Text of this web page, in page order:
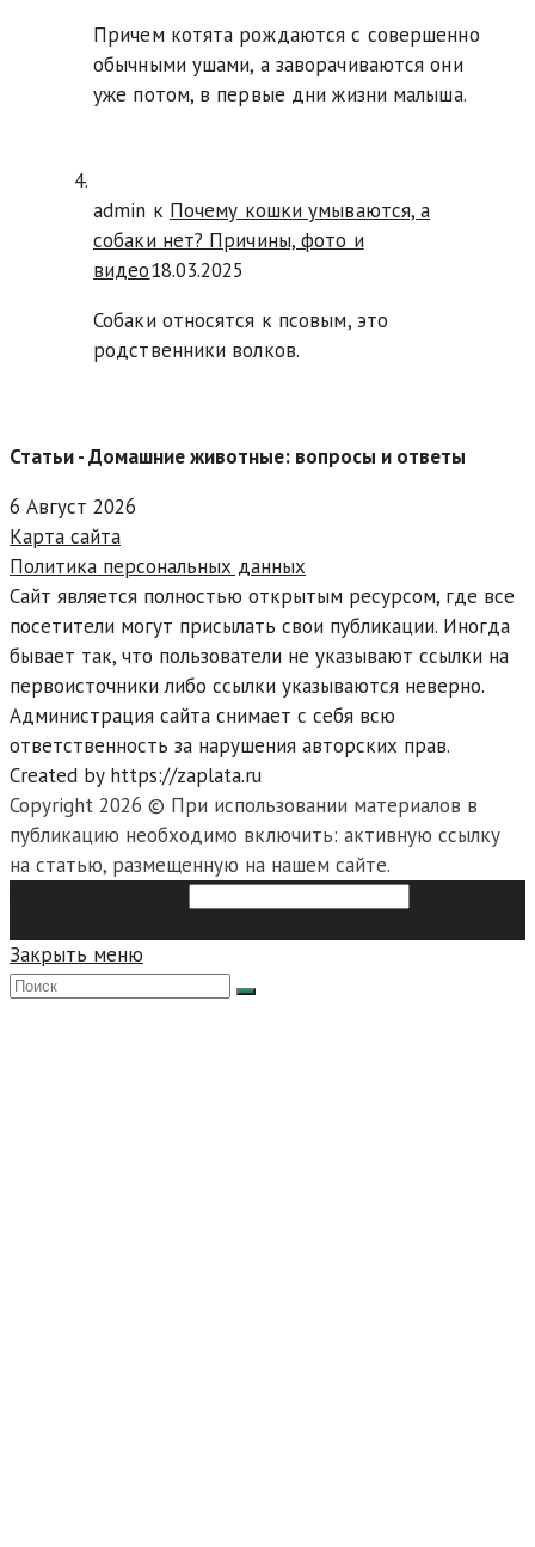
Причем котята рождаются с совершенно
обычными ушами, а заворачиваются они
уже потом, в первые дни жизни малыша.
admin к Почему кошки умываются, а
собаки нет? Причины, фото и
видео18.03.2025
Собаки относятся к псовым, это
родственники волков.
Статьи - Домашние животные: вопросы и ответы
6 Август 2026
Карта сайта
Политика персональных данных
Сайт является полностью открытым ресурсом, где все
посетители могут присылать свои публикации. Иногда
бывает так, что пользователи не указывают ссылки на
первоисточники либо ссылки указываются неверно.
Администрация сайта снимает с себя всю
ответственность за нарушения авторских прав.
Created by https://zaplata.ru
Copyright 2026 © При использовании материалов в
публикацию необходимо включить: активную ссылку
на статью, размещенную на нашем сайте.
Закрыть меню